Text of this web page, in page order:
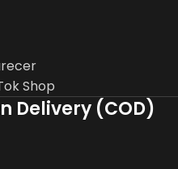
Shop
Delivery (COD)